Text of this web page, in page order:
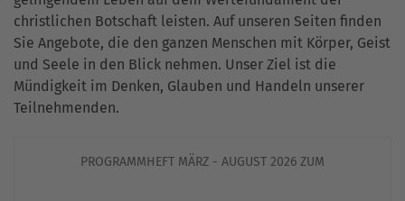
christlichen Botschaft leisten. Auf unseren Seiten finden
Sie Angebote, die den ganzen Menschen mit Körper, Geist
und Seele in den Blick nehmen. Unser Ziel ist die
Mündigkeit im Denken, Glauben und Handeln unserer
Teilnehmenden.
PROGRAMMHEFT MÄRZ - AUGUST 2026 ZUM